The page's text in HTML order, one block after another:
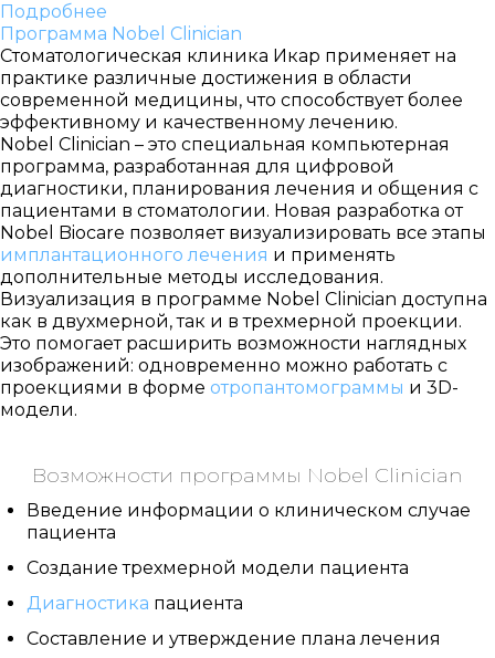
Подробнее
Программа Nobel Clinician
Стоматологическая клиника Икар применяет на
практике различные достижения в области
современной медицины, что способствует более
эффективному и качественному лечению.
Nobel Clinician – это специальная компьютерная
программа, разработанная для цифровой
диагностики, планирования лечения и общения с
пациентами в стоматологии. Новая разработка от
Nobel Biocare позволяет визуализировать все этапы
имплантационного лечения и применять
дополнительные методы исследования.
Визуализация в программе Nobel Clinician доступна
как в двухмерной, так и в трехмерной проекции.
Это помогает расширить возможности наглядных
изображений: одновременно можно работать с
проекциями в форме отропантомограммы и 3D-
модели.
Возможности программы Nobel Clinician
Введение информации о клиническом случае
пациента
Создание трехмерной модели пациента
Диагностика пациента
Составление и утверждение плана лечения